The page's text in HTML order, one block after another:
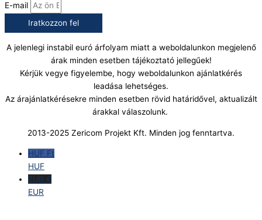
E-mail
Iratkozzon fel
A jelenlegi instabil euró árfolyam miatt a weboldalunkon megjelenő
árak minden esetben tájékoztató jellegűek!
Kérjük vegye figyelembe, hogy weboldalunkon ajánlatkérés
leadása lehetséges.
Az árajánlatkérésekre minden esetben rövid határidővel, aktualizált
árakkal válaszolunk.
2013-2025 Zericom Projekt Kft. Minden jog fenntartva.
HUF Ft
HUF
EUR €
EUR